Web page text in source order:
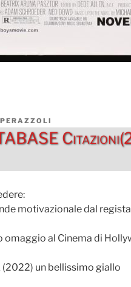
motivazionale dal
omaggio al Cinema di
(2022) un bellissimo giallo